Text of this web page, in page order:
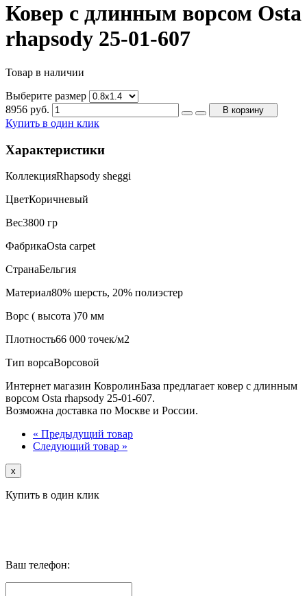
Ковер с длинным ворсом Osta
rhapsody 25-01-607
Товар в наличии
Выберите размер
8956 руб. В корзину
Купить в один клик
Характеристики
КоллекцияRhapsody sheggi
ЦветКоричневый
Вес3800 гр
ФабрикаOsta carpet
СтранаБельгия
Материал80% шерсть, 20% полиэстер
Ворс ( высота )70 мм
Плотность66 000 точек/м2
Тип ворсаВорсовой
Интернет магазин КовролинБаза предлагает ковер с длинным
ворсом Osta rhapsody 25-01-607.
Возможна доставка по Москве и России.
« Предыдущий товар
Следующий товар »
x
Купить в один клик
Ваш телефон: